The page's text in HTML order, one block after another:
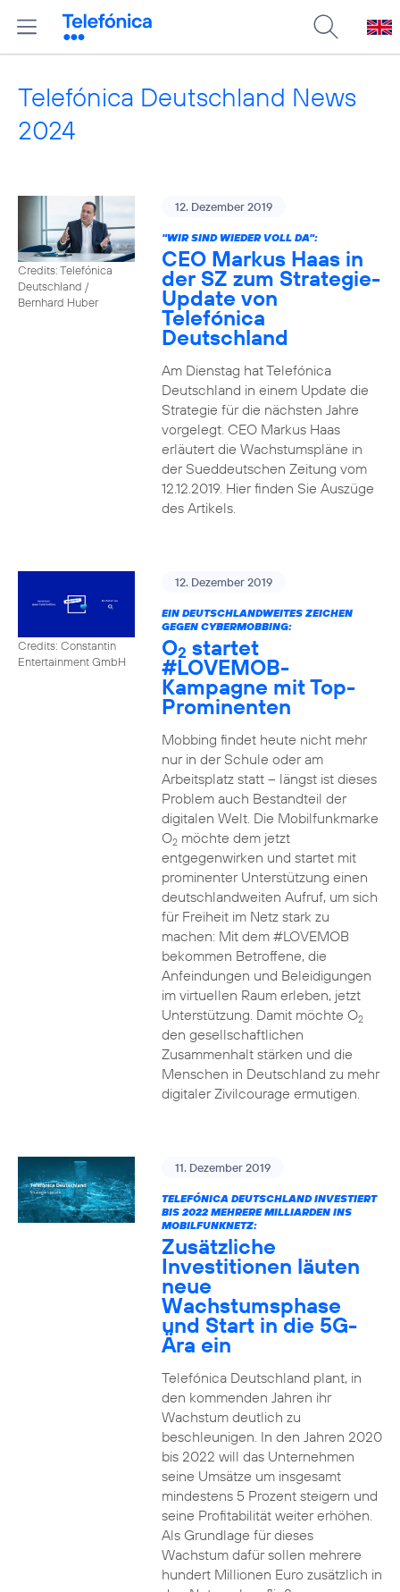
Telefónica Deutschland News
2024
Credits: Telefónica
Deutschland /
Bernhard Huber
12. Dezember 2019
"WIR SIND WIEDER VOLL DA":
CEO Markus Haas in
der SZ zum Strategie-
Update von
Telefónica
Deutschland
Am Dienstag hat Telefónica
Deutschland in einem Update die
Strategie für die nächsten Jahre
vorgelegt. CEO Markus Haas
erläutert die Wachstumspläne in
der Sueddeutschen Zeitung vom
12.12.2019. Hier finden Sie Auszüge
des Artikels.
Credits: Constantin
Entertainment GmbH
12. Dezember 2019
EIN DEUTSCHLANDWEITES ZEICHEN
GEGEN CYBERMOBBING:
O2 startet
#LOVEMOB-
Kampagne mit Top-
Prominenten
Mobbing findet heute nicht mehr
nur in der Schule oder am
Arbeitsplatz statt – längst ist dieses
Problem auch Bestandteil der
digitalen Welt. Die Mobilfunkmarke
O2möchte dem jetzt
entgegenwirken und startet mit
prominenter Unterstützung einen
deutschlandweiten Aufruf, um sich
für Freiheit im Netz stark zu
machen: Mit dem #LOVEMOB
bekommen Betroffene, die
Anfeindungen und Beleidigungen
im virtuellen Raum erleben, jetzt
Unterstützung. Damit möchte O2
den gesellschaftlichen
Zusammenhalt stärken und die
Menschen in Deutschland zu mehr
digitaler Zivilcourage ermutigen.
11. Dezember 2019
TELEFÓNICA DEUTSCHLAND INVESTIERT
BIS 2022 MEHRERE MILLIARDEN INS
MOBILFUNKNETZ:
Zusätzliche
Investitionen läuten
neue
Wachstumsphase
und Start in die 5G-
Ära ein
Telefónica Deutschland plant, in
den kommenden Jahren ihr
Wachstum deutlich zu
beschleunigen. In den Jahren 2020
bis 2022 will das Unternehmen
seine Umsätze um insgesamt
mindestens 5 Prozent steigern und
seine Profitabilität weiter erhöhen.
Als Grundlage für dieses
Wachstum dafür sollen mehrere
hundert Millionen Euro zusätzlich in